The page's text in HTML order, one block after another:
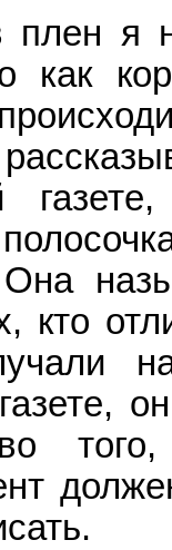
плен я
как
кто